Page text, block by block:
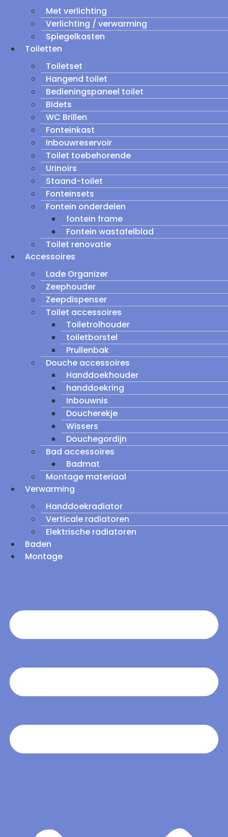
Met verlichting
Verlichting / verwarming
Spiegelkasten
Toiletten
Toiletset
Hangend toilet
Bedieningspaneel toilet
Bidets
WC Brillen
Fonteinkast
Inbouwreservoir
Toilet toebehorende
Urinoirs
Staand-toilet
Fonteinsets
Fontein onderdelen
fontein frame
Fontein wastafelblad
Toilet renovatie
Accessoires
Lade Organizer
Zeephouder
Zeepdispenser
Toilet accessoires
Toiletrolhouder
toiletborstel
Prullenbak
Douche accessoires
Handdoekhouder
handdoekring
Inbouwnis
Doucherekje
Wissers
Douchegordijn
Bad accessoires
Badmat
Montage materiaal
Verwarming
Handdoekradiator
Verticale radiatoren
Elektrische radiatoren
Baden
Montage